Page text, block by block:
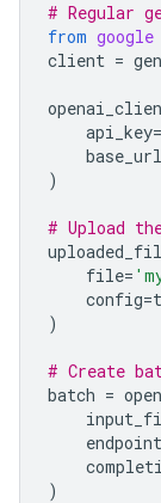
# Regular
from google
client =
api_key=
base_url
)
# Upload
file=
config=
)
# Create
batch =
endpoint
)